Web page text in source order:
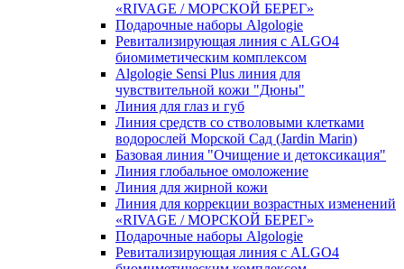
«RIVAGE / МОРСКОЙ БЕРЕГ»
Подарочные наборы Algologie
Ревитализирующая линия с ALGO4
биомиметическим комплексом
Algologie Sensi Plus линия для
чувcтвительной кожи "Дюны"
Линия для глаз и губ
Линия средств со стволовыми клетками
водорослей Морской Сад (Jardin Marin)
Базовая линия "Очищение и детоксикация"
Линия глобальное омоложение
Линия для жирной кожи
Линия для коррекции возрастных изменений
«RIVAGE / МОРСКОЙ БЕРЕГ»
Подарочные наборы Algologie
Ревитализирующая линия с ALGO4